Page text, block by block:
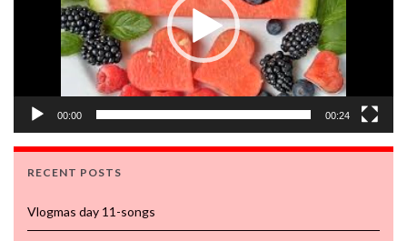
00:00 00:24
RECENT POSTS
Vlogmas day 11-songs